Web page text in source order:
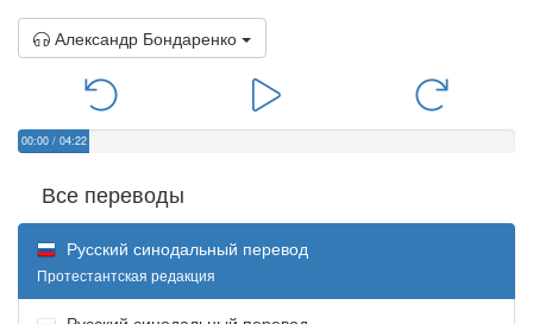
Александр Бондаренко
00:00 / 04:22
Все переводы
Русский синодальный перевод
Протестантская редакция